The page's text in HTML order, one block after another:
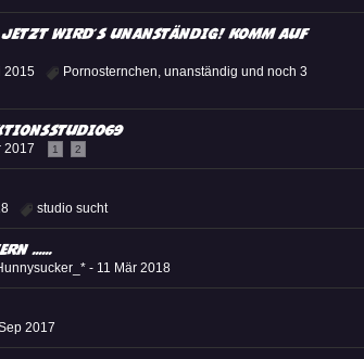
wird´s unanständig! Komm auf
2015 Pornosternchen, unanständig und noch 3
2017 1 2
studio sucht
......
- 11 Mär 2018
2017